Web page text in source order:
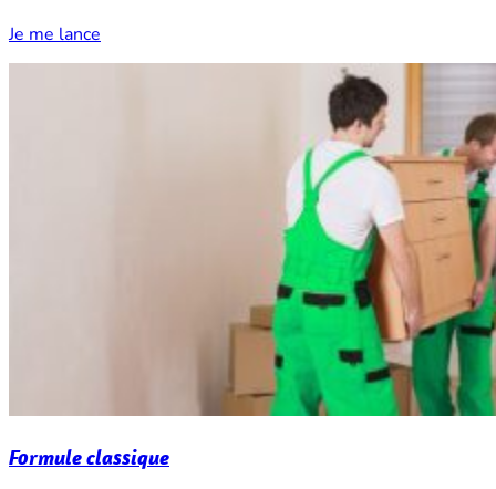
Je me lance
Formule classique